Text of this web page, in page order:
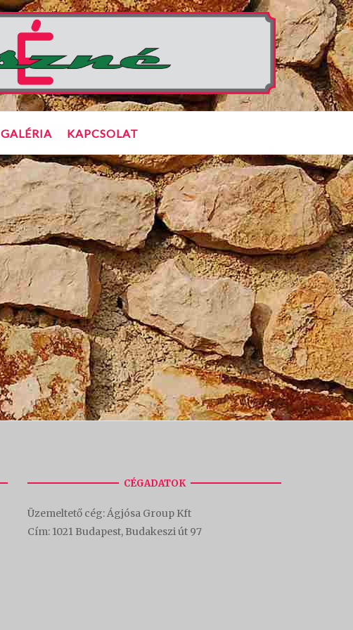
GALÉRIA KAPCSOLAT
CÉGADATOK
Üzemeltető cég: Ágjósa Group Kft
Cím: 1021 Budapest, Budakeszi út 97